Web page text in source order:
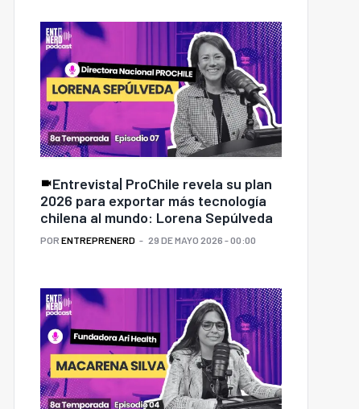
Entrevista| ProChile revela su plan
2026 para exportar más tecnología
chilena al mundo: Lorena Sepúlveda
POR ENTREPRENERD 29 DE MAYO 2026 - 00:00